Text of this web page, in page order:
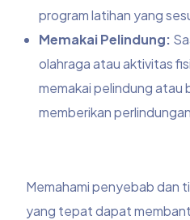
program latihan yang
Memakai Pelindung:
olahraga atau aktivitas
memakai pelindung atau
memberikan
Memahami penyebab dan
yang tepat dapat